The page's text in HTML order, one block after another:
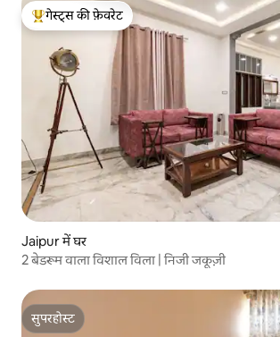
गेस्ट्स का टॉप फ़ेवरेट
गेस्ट्स की फ़ेवरेट
Jaipur में घर
2 बेडरूम वाला विशाल विला | निजी जकूज़ी
सुपरहोस्ट
सुपरहोस्ट